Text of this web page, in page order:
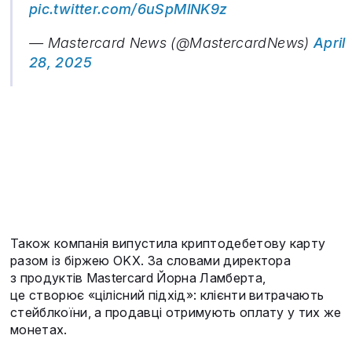
pic.twitter.com/6uSpMlNK9z
— Mastercard News (@MastercardNews)April
28, 2025
Також компанія випустила криптодебетову карту
разом із біржею OKX. За словами директора
з продуктів Mastercard Йорна Ламберта,
це створює «цілісний підхід»: клієнти витрачають
стейблкоїни, а продавці отримують оплату у тих же
монетах.